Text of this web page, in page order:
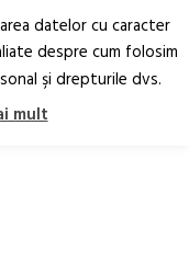
RO EN
datelor cu caracter
despre cum folosim
şi drepturile dvs.
mult